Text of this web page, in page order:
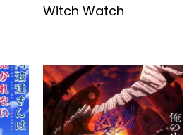
Witch Watch